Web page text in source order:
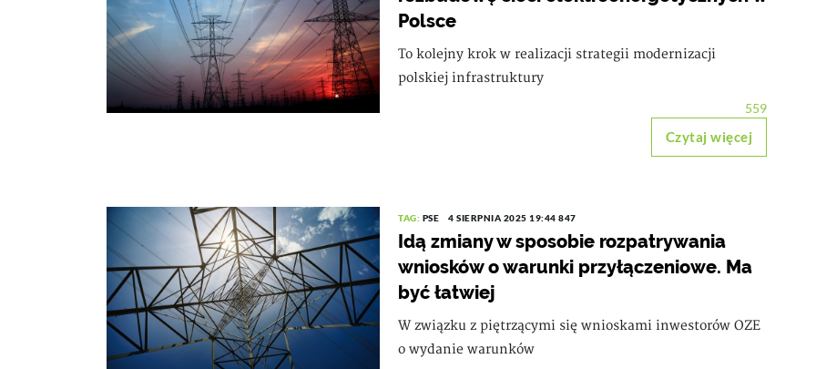
Polsce
To kolejny krok w realizacji strategii modernizacji
polskiej infrastruktury
559
Czytaj więcej
TAG: PSE 4 SIERPNIA 2025 19:44 847
Idą zmiany w sposobie rozpatrywania
wniosków o warunki przyłączeniowe. Ma
być łatwiej
W związku z piętrzącymi się wnioskami inwestorów OZE
o wydanie warunków